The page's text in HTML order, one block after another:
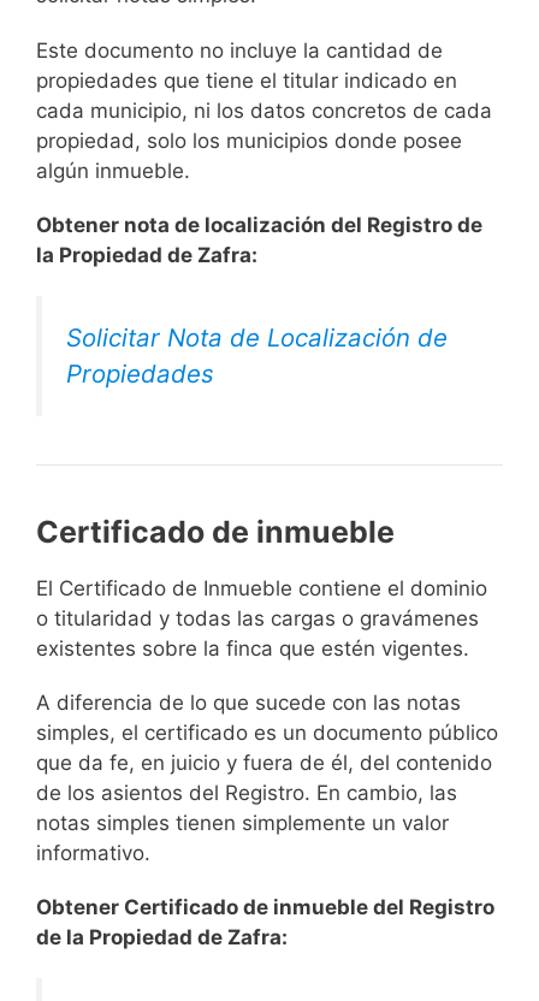
Este documento no incluye la cantidad de
propiedades que tiene el titular indicado en
cada municipio, ni los datos concretos de cada
propiedad, solo los municipios donde posee
algún inmueble.
Obtener nota de localización del Registro de
la Propiedad de Zafra:
Solicitar Nota de Localización de
Propiedades
Certificado de inmueble
El Certificado de Inmueble contiene el dominio
o titularidad y todas las cargas o gravámenes
existentes sobre la finca que estén vigentes.
A diferencia de lo que sucede con las notas
simples, el certificado es un documento público
que da fe, en juicio y fuera de él, del contenido
de los asientos del Registro. En cambio, las
notas simples tienen simplemente un valor
informativo.
Obtener Certificado de inmueble del Registro
de la Propiedad de Zafra: